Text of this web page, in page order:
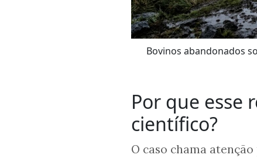
Bovinos abandonados
Por que esse
científico?
O caso chama